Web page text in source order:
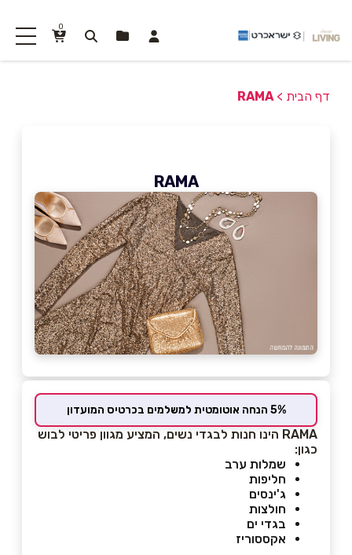
0
דף הבית >
RAMA
RAMA
5% הנחה אוטומטית למשלמים בכרטיס המועדון
RAMA הינו חנות לבגדי נשים, המציע מגוון פריטי לבוש
כגון:
שמלות ערב
חליפות
ג'ינסים
חולצות
בגדי ים
אקססוריז